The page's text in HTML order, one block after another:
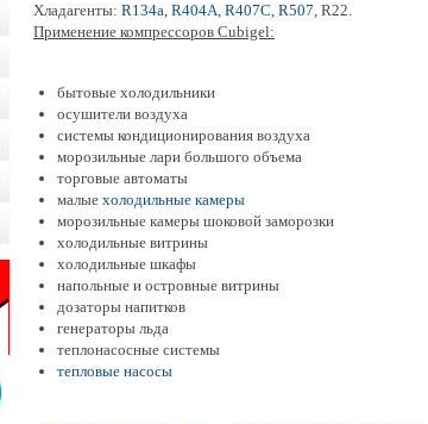
Хладагенты: R134a, R404A, R407C, R507, R22.
Применение компрессоров Cubigel:
бытовые холодильники
осушители воздуха
системы кондиционирования воздуха
морозильные лари большого объема
торговые автоматы
малые холодильные камеры
морозильные камеры шоковой заморозки
холодильные витрины
холодильные шкафы
напольные и островные витрины
дозаторы напитков
генераторы льда
теплонасосные системы
тепловые насосы